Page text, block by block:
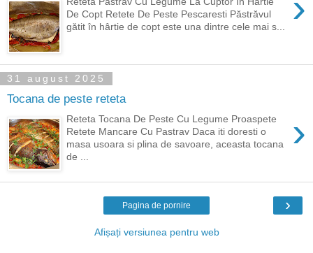
De Copt Retete De Peste Pescaresti Păstrăvul
gătit în hârtie de copt este una dintre cele mai s...
31 august 2025
Tocana de peste reteta
›
Reteta Tocana De Peste Cu Legume Proaspete
Retete Mancare Cu Pastrav Daca iti doresti o
masa usoara si plina de savoare, aceasta tocana
de ...
›
Pagina de pornire
Afișați versiunea pentru web